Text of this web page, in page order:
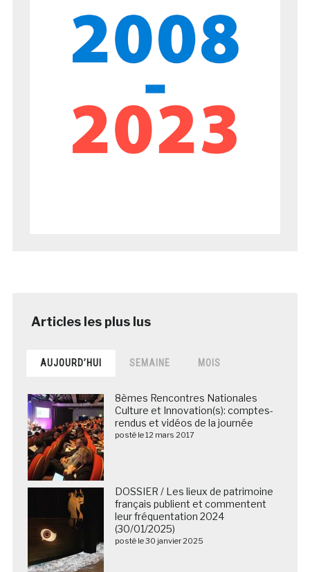
AUJOURD’HUI SEMAINE MOIS
8èmes Rencontres Nationales
Culture et Innovation(s): comptes-
rendus et vidéos de la journée
posté le 12 mars 2017
DOSSIER / Les lieux de patrimoine
français publient et commentent
leur fréquentation 2024
(30/01/2025)
posté le 30 janvier 2025